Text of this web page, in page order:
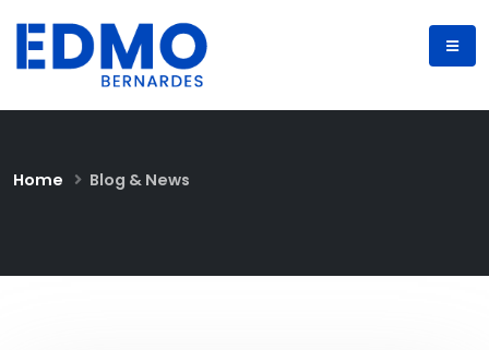
Home Blog & News